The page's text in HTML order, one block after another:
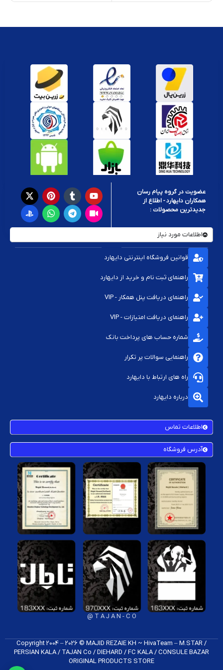
عضویت در گروه پیام رسان
همکاران دایهارد - اطلاع از
جدیدترین محصولات :
اطلاعات مورد نیاز
قوانین فروشگاه اینترنتی دایهارد
راهنمای ثبت نام و خرید از دایهارد
راهنمای دریافت پنل همکار - VIP
راهنمای دریافت امتیازات - VIP
شماره حساب های پرداخت بانک
راهنمایی سوالات پر تکرار
راه های ارتباط با دایهارد
درباره دایهارد
اطلاعات تماس
آدرس فروشگاه
T A J A N - C O @
Copyright 2004 – 2026 © MAJID REZAIE KH ~ HivaTeam – M.STAR /
PERSIAN KALA / TAJAN Co / DIEHARD / FC K​ALA / CONSULE BAZAR
ORIGINAL PRODUCTS​ STORE